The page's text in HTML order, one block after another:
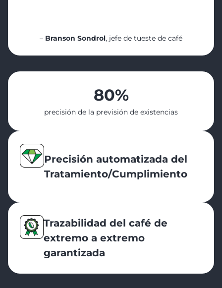
– Branson Sondrol, jefe de tueste de café
80%
precisión de la previsión de existencias
Precisión automatizada del
Tratamiento/Cumplimiento
Trazabilidad del café de
extremo a extremo
garantizada